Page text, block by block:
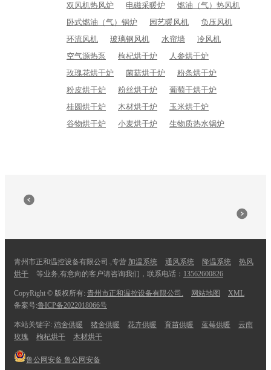
双风机热风炉
电磁采暖炉
燃油（气）热风机
卧式燃油（气）锅炉
园艺暖风机
负压风机
环流风机
玻璃钢风机 水帘墙
冷风机
空气源热泵
枸杞烘干炉
人参烘干炉
玫瑰花烘干炉
菌菇烘干炉
粉条烘干炉
粉皮烘干炉
粉丝烘干炉
葡萄干烘干炉
桂圆烘干炉
木材烘干炉
玉米烘干炉
谷物烘干炉
小麦烘干炉 生物质热水锅炉
青州市正和温控设备有限公司.,专营 加温系统 通风系统 降温系统
热风
烘干
等业务,有意向的客户请咨询我们，联系电话： 13562600826
CopyRight © 版权所有: 青州市正和温控设备有限公司. 网站地图
XML
备案号:鲁ICP备2022018066号
本站关键字: 鸡舍供暖 猪舍供暖 花卉供暖 育苗供暖 蓝莓供暖
云南
玫瑰
枸杞烘干 木材烘干
鲁公网安备 鲁公网安备